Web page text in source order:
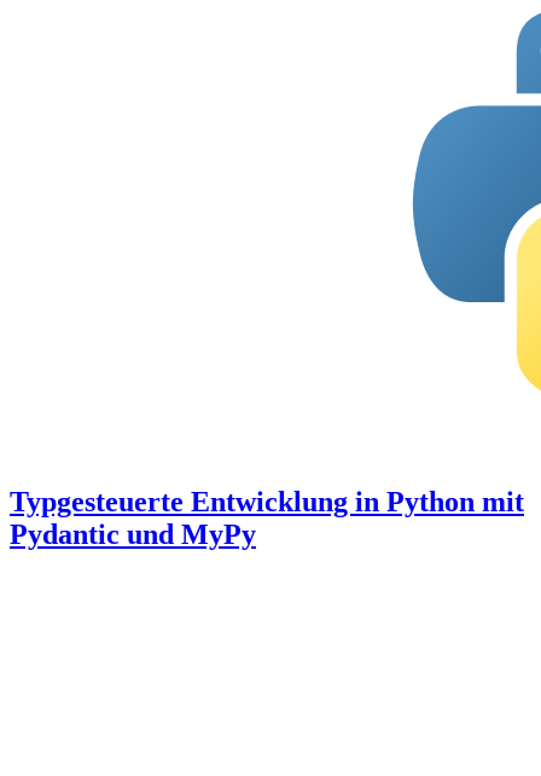
Typgesteuerte Entwicklung in Python mit
Pydantic und MyPy